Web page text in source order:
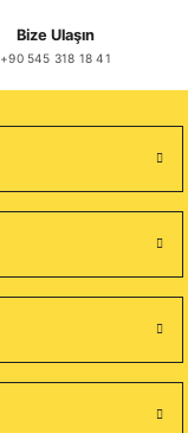
Bize Ulaşın
+90 545 318 18 41